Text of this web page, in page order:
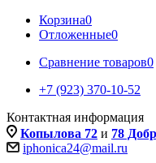
Корзина0
Отложенные0
Сравнение товаров0
+7 (923) 370-10-52
Контактная информация
Копылова 72 и 78
iphonica24@mail.ru